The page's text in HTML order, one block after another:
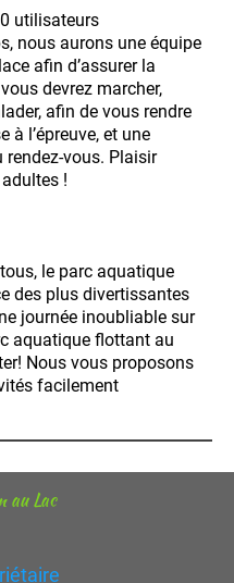
utilisateurs
nous aurons une équipe
afin d’assurer la
devrez marcher,
afin de vous rendre
à l’épreuve, et une
rendez-vous. Plaisir
!
le parc aquatique
des plus divertissantes
journée inoubliable sur
aquatique flottant au
Nous vous proposons
facilement
au Lac